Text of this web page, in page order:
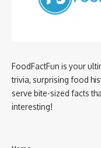
FoodFactFun is your
trivia, surprising food
serve bite-sized facts
interesting!